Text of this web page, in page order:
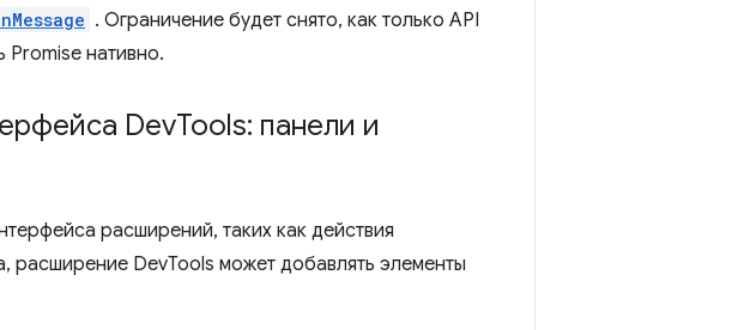
. Ограничение будет снято, как только API
Promise нативно.
DevTools: панели и
расширений, таких как действия
DevTools может добавлять элементы